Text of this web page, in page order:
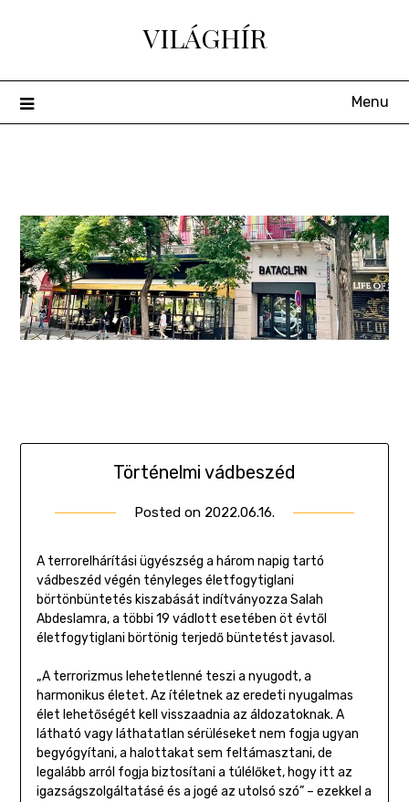
VILÁGHÍR
Menu
Történelmi vádbeszéd
Posted on 2022.06.16.
Géza
A terrorelhárítási ügyészség a három napig tartó
vádbeszéd végén tényleges életfogytiglani
börtönbüntetés kiszabását indítványozza Salah
Abdeslamra, a többi 19 vádlott esetében öt évtől
életfogytiglani börtönig terjedő büntetést javasol.
„A terrorizmus lehetetlenné teszi a nyugodt, a
harmonikus életet. Az ítéletnek az eredeti nyugalmas
élet lehetőségét kell visszaadnia az áldozatoknak. A
látható vagy láthatatlan sérüléseket nem fogja ugyan
begyógyítani, a halottakat sem feltámasztani, de
legalább arról fogja biztosítani a túlélőket, hogy itt az
igazságszolgáltatásé és a jogé az utolsó szó” – ezekkel a